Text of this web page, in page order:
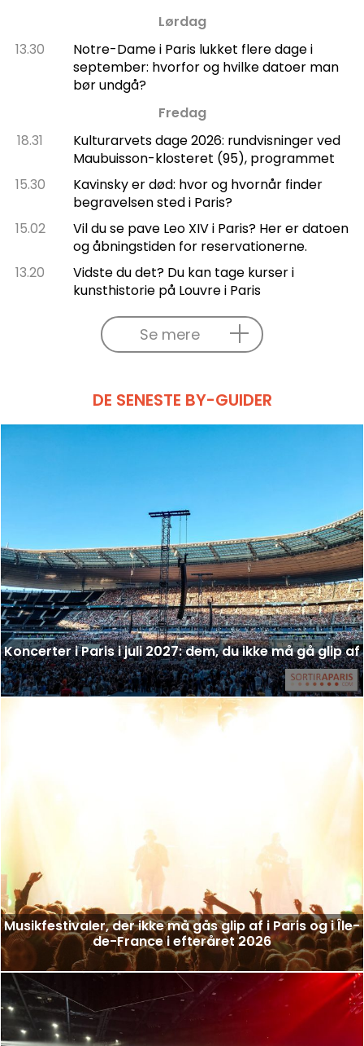
Lørdag
13.30
Notre-Dame i Paris lukket flere dage i
september: hvorfor og hvilke datoer man
bør undgå?
Fredag
18.31
Kulturarvets dage 2026: rundvisninger ved
Maubuisson-klosteret (95), programmet
15.30
Kavinsky er død: hvor og hvornår finder
begravelsen sted i Paris?
15.02
Vil du se pave Leo XIV i Paris? Her er datoen
og åbningstiden for reservationerne.
13.20
Vidste du det? Du kan tage kurser i
kunsthistorie på Louvre i Paris
Se mere
DE SENESTE BY-GUIDER
Koncerter i Paris i juli 2027: dem, du ikke må gå glip af
Musikfestivaler, der ikke må gås glip af i Paris og i Île-
de-France i efteråret 2026